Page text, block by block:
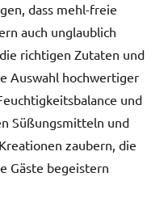
dass mehl-freie
auch unglaublich
richtigen Zutaten und
Auswahl hochwertiger
und
Süßungsmitteln und
zaubern, die
Gäste begeistern